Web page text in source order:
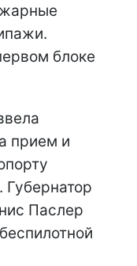
блоке
прием и
Губернатор
Паслер